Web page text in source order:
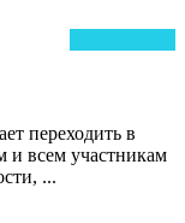
переходить в
и всем участникам
...